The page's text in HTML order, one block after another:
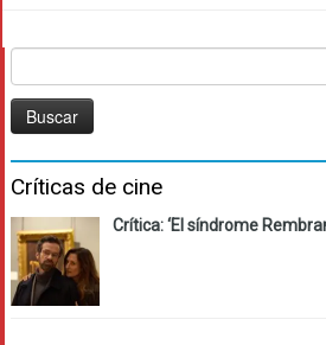
Críticas de cine
Crítica: ‘El síndrome